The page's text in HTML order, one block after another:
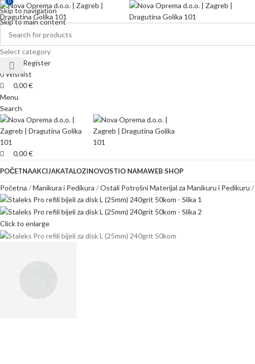
Skip to navigation
Skip to main content
Select category
Login / Register
0 Wishlist
0
0,00€
Menu
Search
0
0,00€
POČETNAAKCIJAKATALOZINOVOSTIO NAMAWEB SHOP
Početna Manikura i Pedikura Ostali Potrošni Materijal za Manikuru i Pedikuru
Click to enlarge